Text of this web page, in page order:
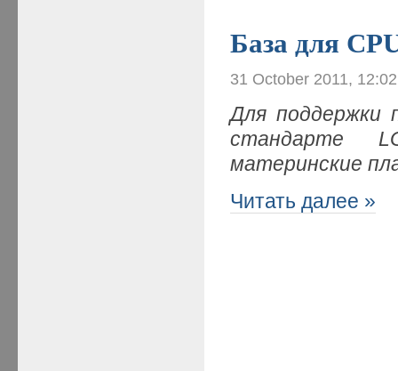
База для
31 October 2011,
Для поддержки
стандарте
материнские
Читать далее »